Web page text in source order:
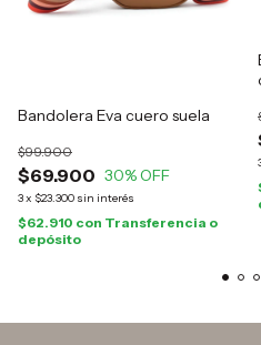
Bandolera Eva cuero suela
$69.900
$99.900
30% OFF
3x $23.300 sin interés
$62.910 con Transferencia o
depósito